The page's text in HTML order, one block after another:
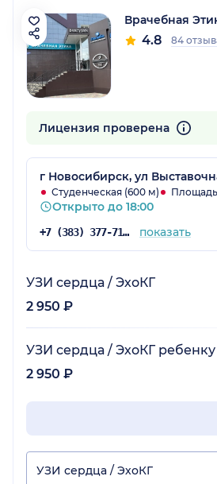
Врачебная
4.8 84
Лицензия проверена
г Новосибирск, ул
Студенческая (600 м) Площадь
Открыто до 18:00
+7 (383) 377-71-94 показать
УЗИ сердца / ЭхоКГ
2 950 ₽
УЗИ сердца / ЭхоКГ ребенку
2 950 ₽
УЗИ сердца / ЭхоКГ